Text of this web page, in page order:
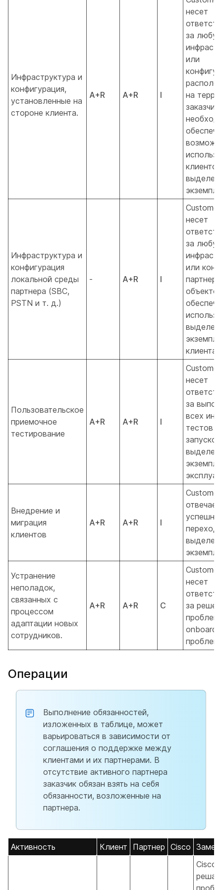
Инфраструктура и
конфигурация,
установленные на
стороне клиента.
A+R A+R I
несет
за
или
на
клиентом
Инфраструктура и
конфигурация
локальной среды
партнера (SBC,
PSTN и т. д.)
- A+R I
несет
за
или
Пользовательское
приемочное
тестирование
A+R A+R I
несет
за
всех
тестов
запуском
Внедрение и
миграция
клиентов
A+R A+R I
переход
Устранение
неполадок,
связанных с
процессом
адаптации новых
сотрудников.
A+R A+R C
несет
за
проблем.
Операции
Выполнение обязанностей,
изложенных в таблице, может
варьироваться в зависимости от
соглашения о поддержке между
клиентами и их партнерами. В
отсутствие активного партнера
заказчик обязан взять на себя
обязанности, возложенные на
партнера.
Активность Клиент Партнер Cisco
Cisco